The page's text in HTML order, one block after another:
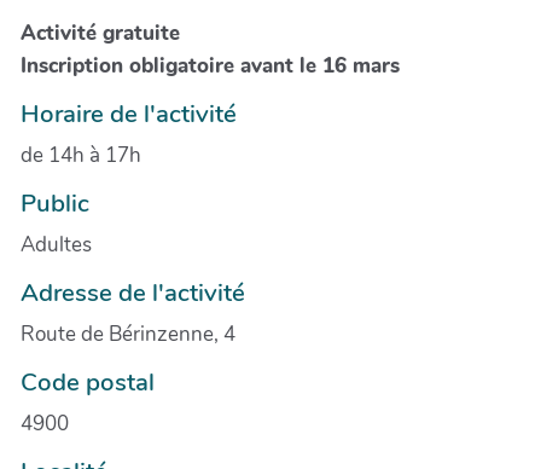
Activité gratuite
Inscription obligatoire avant le 16 mars
Horaire de l'activité
de 14h à 17h
Public
Adultes
Adresse de l'activité
Route de Bérinzenne, 4
Code postal
4900